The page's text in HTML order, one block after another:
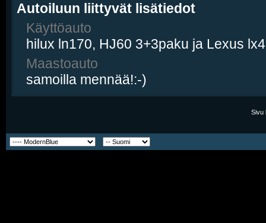
Autoiluun liittyvät lisätiedot
Käyttöauto
hilux ln170, HJ60 3+3paku ja Lexus
Maastoauto
samoilla mennää!:-)
Sivu